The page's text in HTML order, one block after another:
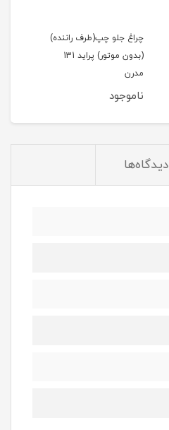
چراغ جلو چپ(طرف راننده)
(بدون موتور) پراید 131
مدرن
ناموجود
دیدگاه‌ها